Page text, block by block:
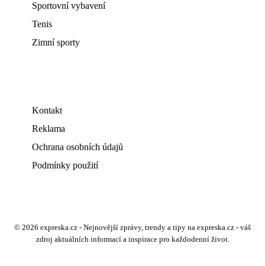
Sportovní vybavení
Tenis
Zimní sporty
Kontakt
Reklama
Ochrana osobních údajů
Podmínky použití
© 2026 expreska.cz - Nejnovější zprávy, trendy a tipy na expreska.cz - váš
zdroj aktuálních informací a inspirace pro každodenní život.